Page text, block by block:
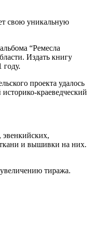
свою уникальную
“Ремесла
Издать книгу
году.
проекта удалось
краеведческий
и вышивки на них.
тиража.